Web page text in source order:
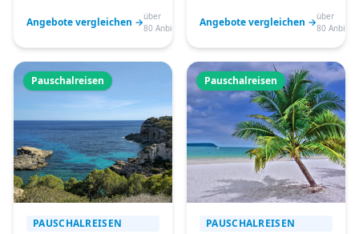
Angebote vergleichen →über
80 Anbieter
Angebote vergleichen →über
80
Pauschalreisen
PAUSCHALREISEN
Pauschalreisen
PAUSCHALREISEN